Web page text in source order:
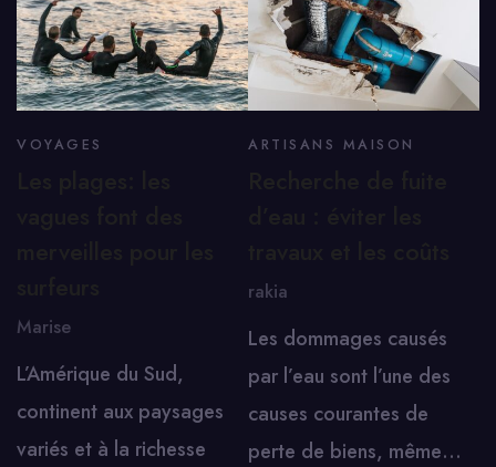
VOYAGES
Marise
L’Amérique du Sud,
continent aux paysages
variés et à la richesse
ARTISANS MAISON
rakia
Les dommages causés
par l’eau sont l’une des
causes courantes de
perte de biens, même…